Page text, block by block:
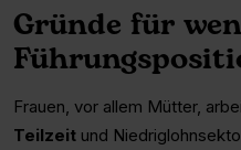
Gründe für
Frauen, vor allem Mütter,
Teilzeitund